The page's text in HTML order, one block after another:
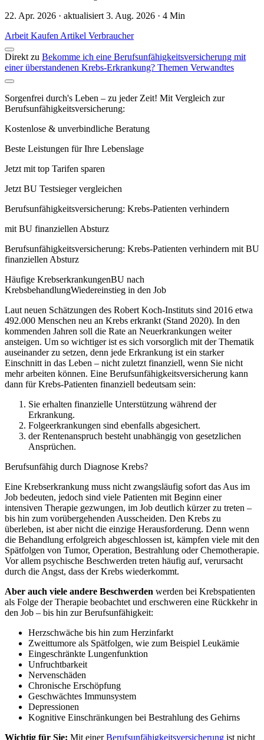
22. Apr. 2026 · aktualisiert 3. Aug. 2026 · 4 Min
Arbeit Kaufen Artikel Verbraucher
Direkt zu Bekomme ich eine Berufsunfähigkeitsversicherung mit
einer überstandenen Krebs-Erkrankung? Themen Verwandtes
Sorgenfrei durch's Leben – zu jeder Zeit! Mit Vergleich zur
Berufsunfähigkeitsversicherung:
Kostenlose & unverbindliche Beratung
Beste Leistungen für Ihre Lebenslage
Jetzt mit top Tarifen sparen
Jetzt BU Testsieger vergleichen
Berufsunfähigkeitsversicherung: Krebs-Patienten verhindern
mit BU finanziellen Absturz
Berufsunfähigkeits­versicherung: Krebs-Patienten verhindern mit BU
finanziellen Absturz
Häufige KrebserkrankungenBU nach
KrebsbehandlungWiedereinstieg in den Job
Laut neuen Schätzungen des Robert Koch-Instituts sind 2016 etwa
492.000 Menschen neu an Krebs erkrankt (Stand 2020). In den
kommenden Jahren soll die Rate an Neuerkrankungen weiter
ansteigen. Um so wichtiger ist es sich vorsorglich mit der Thema­tik
ausein­ander zu setzen, denn jede Erkrankung ist ein starker
Einschnitt in das Leben – nicht zuletzt finanziell, wenn Sie nicht
mehr arbeiten kön­nen. Eine Berufs­unfähig­keits­versicherung kann
dann für Krebs-Patienten finanziell bedeutsam sein:
Sie erhalten finanzielle Unterstützung während der
Erkrankung.
Folgeerkrankungen sind ebenfalls abgesichert.
der Rentenanspruch besteht unabhängig von gesetzlichen
Ansprüchen.
Berufsunfähig durch Diagnose Krebs?
Eine Krebserkrankung muss nicht zwangsläufig sofort das Aus im
Job bedeuten, jedoch sind viele Patienten mit Beginn einer
intensiven Therapie gezwungen, im Job deutlich kürzer zu treten –
bis hin zum vorübergehenden Ausscheiden. Den Krebs zu
überleben, ist aber nicht die einzige Herausforderung. Denn wenn
die Behandlung erfolgreich abgeschlossen ist, kämpfen viele mit den
Spätfolgen von Tumor, Operation, Bestrahlung oder Chemotherapie.
Vor allem psychische Beschwerden treten häufig auf, verursacht
durch die Angst, dass der Krebs wiederkommt.
Aber auch viele andere Beschwerden werden bei Krebspatienten
als Folge der Therapie beobachtet und erschweren eine Rückkehr in
den Job – bis hin zur Berufsunfähigkeit:
Herzschwäche bis hin zum Herzinfarkt
Zweittumore als Spätfolgen, wie zum Beispiel Leukämie
Eingeschränkte Lungenfunktion
Unfruchtbarkeit
Nervenschäden
Chronische Erschöpfung
Geschwächtes Immunsystem
Depressionen
Kognitive Einschränkungen bei Bestrahlung des Gehirns
Wichtig für Sie: Mit einerBerufs­unfähig­keits­versicherung ist nicht